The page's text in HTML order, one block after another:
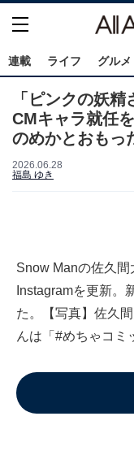
連載 ライフ グルメ
「ピンクの妖
CMキャラ就任
のめかとおもっ
2026.06.28
福島 ゆき
Snow Manの佐久
Instagramを更新。
た。【写真】佐久
んは「#めちゃコミ